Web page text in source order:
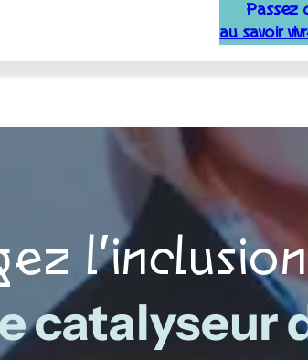
Passez
au savoir
l’inclusion
catalyseur